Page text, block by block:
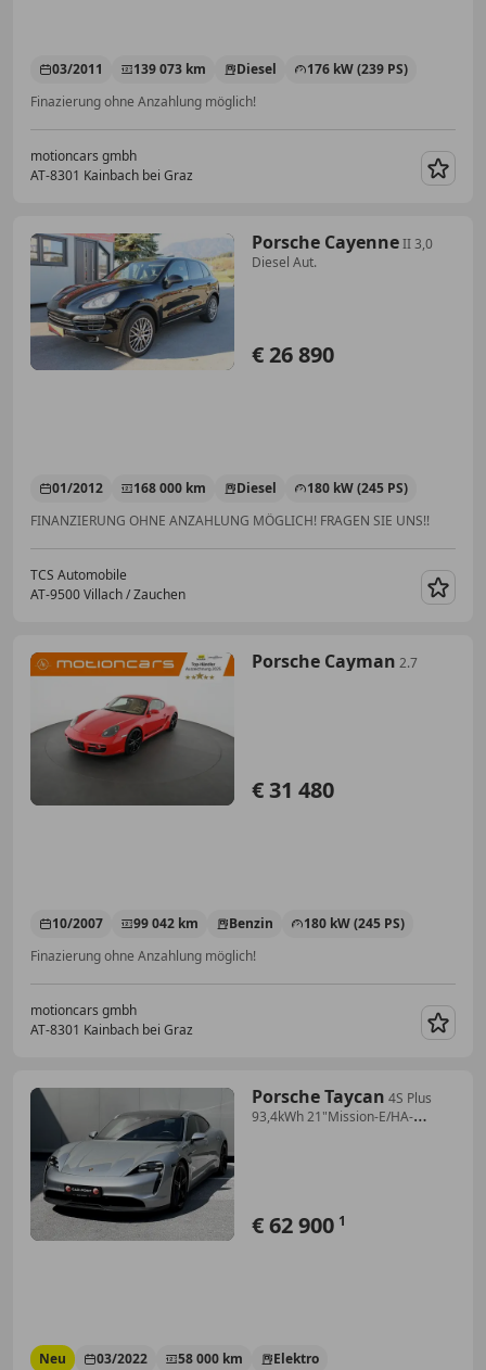
03/2011 139 073 km Diesel
176 kW (239 PS)
Finazierung ohne Anzahlung möglich!
motioncars gmbh
AT-8301 Kainbach bei Graz
Porsche CayenneII 3,0
Diesel Aut.
€ 26 890
01/2012 168 000 km Diesel
180 kW (245 PS)
FINANZIERUNG OHNE ANZAHLUNG MÖGLICH! FRAGEN SIE UNS!!
TCS Automobile
AT-9500 Villach / Zauchen
Porsche Cayman 2.7
€ 31 480
10/2007 99 042 km Benzin
180 kW (245 PS)
Finazierung ohne Anzahlung möglich!
motioncars gmbh
AT-8301 Kainbach bei Graz
Porsche Taycan 4S Plus
93,4kWh 21"Mission-E/HA-
€ 62 900 1
Neu 03/2022 58 000 km Elektro